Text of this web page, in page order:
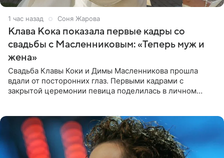
1 час назад Соня Жарова
Клава Кока показала первые кадры со
свадьбы с Масленниковым: «Теперь муж и
жена»
Свадьба Клавы Коки и Димы Масленникова прошла
вдали от посторонних глаз. Первыми кадрами с
закрытой церемонии певица поделилась в личном